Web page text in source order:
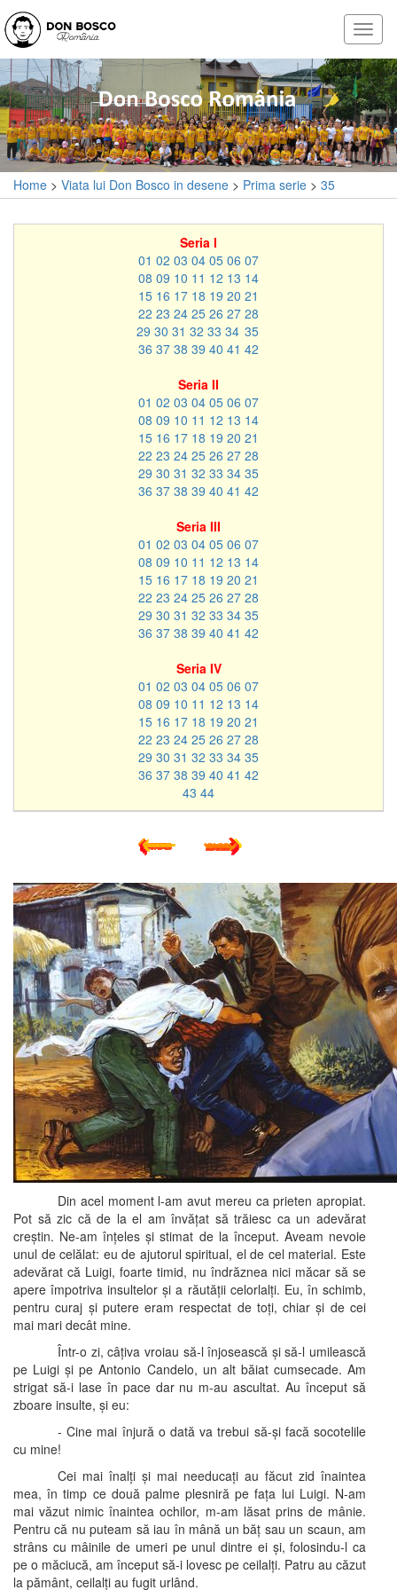
Home > Viata lui Don Bosco in desene > Prima serie > 35
Seria I
01 02 03 04 05 06 07
08 09 10 11 12 13 14
15 16 17 18 19 20 21
22 23 24 25 26 27 28
29 30 31 32 33 34 35
36 37 38 39 40 41 42
Seria II
01 02 03 04 05 06 07
08 09 10 11 12 13 14
15 16 17 18 19 20 21
22 23 24 25 26 27 28
29 30 31 32 33 34 35
36 37 38 39 40 41 42
Seria III
01 02 03 04 05 06 07
08 09 10 11 12 13 14
15 16 17 18 19 20 21
22 23 24 25 26 27 28
29 30 31 32 33 34 35
36 37 38 39 40 41 42
Seria IV
01 02 03 04 05 06 07
08 09 10 11 12 13 14
15 16 17 18 19 20 21
22 23 24 25 26 27 28
29 30 31 32 33 34 35
36 37 38 39 40 41 42
43 44
Din acel moment l-am avut mereu ca prieten apropiat.
Pot să zic că de la el am învățat să trăiesc ca un adevărat
creștin. Ne-am înțeles și stimat de la început. Aveam nevoie
unul de celălat: eu de ajutorul spiritual, el de cel material. Este
adevărat că Luigi, foarte timid, nu îndrăznea nici măcar să se
apere împotriva insultelor și a răutății celorlalți. Eu, în schimb,
pentru curaj și putere eram respectat de toți, chiar și de cei
mai mari decât mine.
Într-o zi, câțiva vroiau să-l înjosească și să-l umilească
pe Luigi și pe Antonio Candelo, un alt băiat cumsecade. Am
strigat să-i lase în pace dar nu m-au ascultat. Au început să
zboare insulte, și eu:
- Cine mai înjură o dată va trebui să-și facă socotelile
cu mine!
Cei mai înalți și mai needucați au făcut zid înaintea
mea, în timp ce două palme plesniră pe fața lui Luigi. N-am
mai văzut nimic înaintea ochilor, m-am lăsat prins de mânie.
Pentru că nu puteam să iau în mână un băț sau un scaun, am
strâns cu mâinile de umeri pe unul dintre ei și, folosindu-l ca
pe o măciucă, am început să-i lovesc pe ceilalți. Patru au căzut
la pământ, ceilalți au fugit urlând.